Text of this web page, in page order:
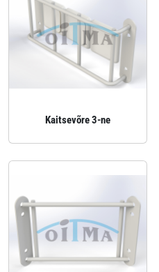
Kaitsevõre 3-ne